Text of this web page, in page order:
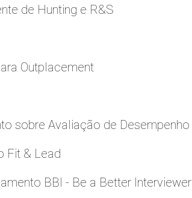
de Hunting e R&S
Outplacement
sobre Avaliação de Desempenho
Fit & Lead
BBI - Be a Better Interviewer